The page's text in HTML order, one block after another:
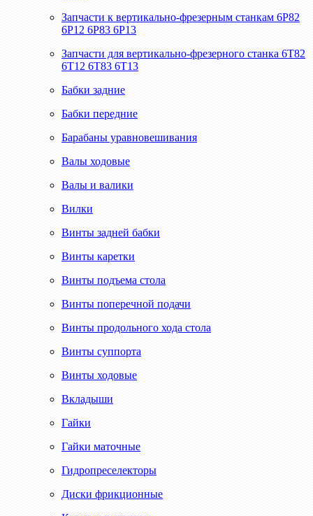
Запчасти к вертикально-фрезерным станкам 6Р82
6Р12 6Р83 6Р13
Запчасти для вертикально-фрезерного станка 6Т82
6Т12 6Т83 6Т13
Бабки задние
Бабки передние
Барабаны уравновешивания
Валы ходовые
Валы и валики
Вилки
Винты задней бабки
Винты каретки
Винты подъема стола
Винты поперечной подачи
Винты продольного хода стола
Винты суппорта
Винты ходовые
Вкладыши
Гайки
Гайки маточные
Гидропреселекторы
Диски фрикционные